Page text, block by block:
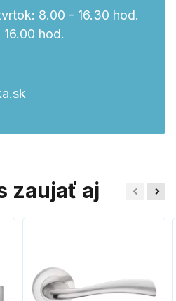
8.00 - 16.30 hod.
hod.
zaujať aj